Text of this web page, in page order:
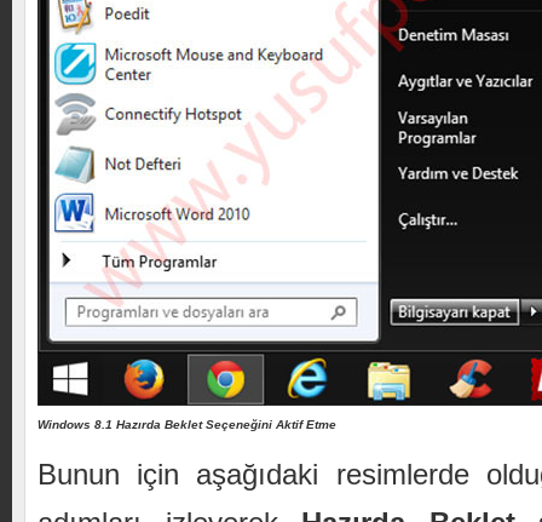
Windows 8.1 Hazırda Beklet Seçeneğini Aktif Etme
Bunun için aşağıdaki resimlerde